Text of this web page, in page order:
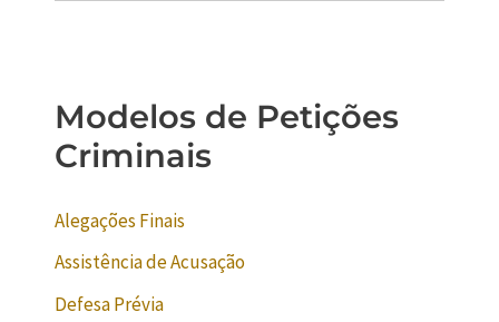
Modelos de Petições
Criminais
Alegações Finais
Assistência de Acusação
Defesa Prévia